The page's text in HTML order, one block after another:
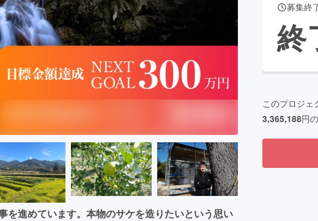
CAMPFIRE for Social Good
CAMPFIREふるさと納税
を進めています。本物のサケを造りたいという思い
募集終
終
このプロジェ
3,365,188円